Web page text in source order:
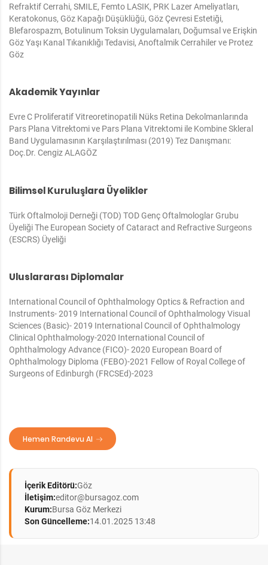
Refraktif Cerrahi, SMILE, Femto LASIK, PRK Lazer Ameliyatları,
Keratokonus, Göz Kapağı Düşüklüğü, Göz Çevresi Estetiği,
Blefarospazm, Botulinum Toksin Uygulamaları, Doğumsal ve Erişkin
Göz Yaşı Kanal Tıkanıklığı Tedavisi, Anoftalmik Cerrahiler ve Protez
Göz
Akademik Yayınlar
Evre C Proliferatif Vitreoretinopatili Nüks Retina Dekolmanlarında
Pars Plana Vitrektomi ve Pars Plana Vitrektomi ile Kombine Skleral
Band Uygulamasının Karşılaştırılması (2019) Tez Danışmanı:
Doç.Dr. Cengiz ALAGÖZ
Bilimsel Kuruluşlara Üyelikler
Türk Oftalmoloji Derneği (TOD) TOD Genç Oftalmologlar Grubu
ÜyeliğiThe European Society of Cataract and Refractive Surgeons
(ESCRS) Üyeliği
Uluslararası Diplomalar
International Council of Ophthalmology Optics & Refraction and
Instruments- 2019 International Council of Ophthalmology Visual
Sciences (Basic)- 2019 International Council of Ophthalmology
Clinical Ophthalmology-2020 International Council of
Ophthalmology Advance (FICO)- 2020 European Board of
Ophthalmology Diploma (FEBO)-2021 Fellow of Royal College of
Surgeons of Edinburgh (FRCSEd)-2023
Hemen Randevu Al
İçerik Editörü:Göz
İletişim:editor@bursagoz.com
Kurum:Bursa Göz Merkezi
Son Güncelleme:14.01.2025 13:48